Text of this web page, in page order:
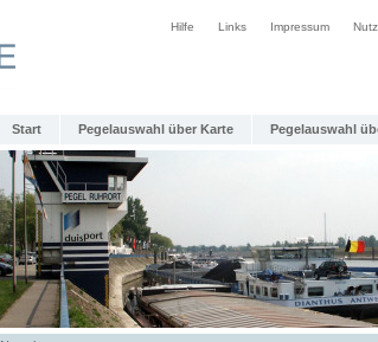
Hilfe Links Impressum
Start Pegelauswahl über Karte Pegelauswahl